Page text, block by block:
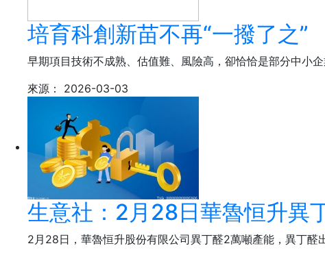
培育科創新苗不再“一撥了之”
早期項目技術不成熟、估值難、風險高，卻恰恰是部分中小
來源：
2026-03-03
生意社：2月28日華魯恒升異
2月28日，華魯恒升股份有限公司異丁醛2萬噸產能，異丁醛